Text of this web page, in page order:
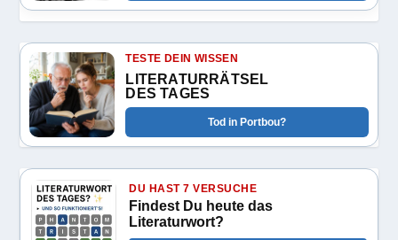
TESTE DEIN WISSEN
LITERATURRÄTSEL
DES TAGES
Tod in Portbou?
DU HAST 7 VERSUCHE
Findest Du heute das
Literaturwort?